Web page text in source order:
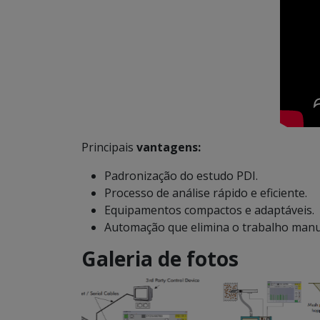
Principais vantagens:
Padronização do estudo PDI.
Processo de análise rápido e eficiente.
Equipamentos compactos e adaptáveis.
Automação que elimina o trabalho
Galeria de fotos